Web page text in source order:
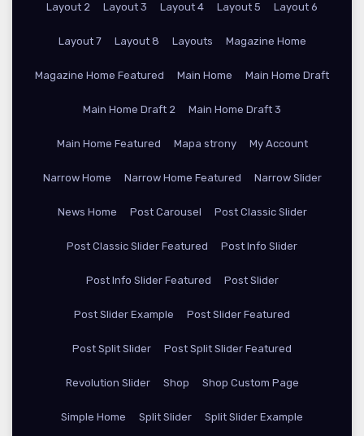
Layout 2 Layout 3 Layout 4 Layout 5 Layout 6
Layout 7 Layout 8 Layouts Magazine Home
Magazine Home Featured Main Home Main Home Draft
Main Home Draft 2 Main Home Draft 3
Main Home Featured Mapa strony My Account
Narrow Home Narrow Home Featured Narrow Slider
News Home Post Carousel Post Classic Slider
Post Classic Slider Featured Post Info Slider
Post Info Slider Featured Post Slider
Post Slider Example Post Slider Featured
Post Split Slider Post Split Slider Featured
Revolution Slider Shop Shop Custom Page
Simple Home Split Slider Split Slider Example